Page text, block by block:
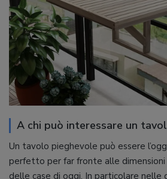
A chi può interessare un
Un tavolo pieghevole può essere
perfetto per far fronte alle dimensioni
delle case di oggi. In particolare nelle